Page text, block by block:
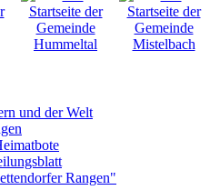
und der Welt
Rangen"